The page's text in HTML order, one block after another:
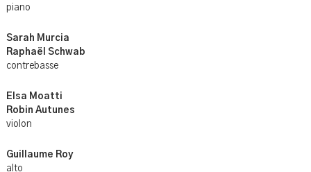
piano
Sarah Murcia
Raphaël Schwab
contrebasse
Elsa Moatti
Robin Autunes
violon
Guillaume Roy
alto